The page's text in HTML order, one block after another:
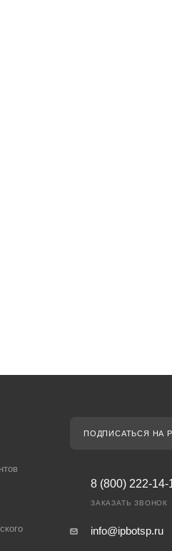
ПОДПИСАТЬСЯ НА
8 (800) 222-14-
ЗАКАЗАТЬ ЗВОНОК
info@ipbotsp.ru